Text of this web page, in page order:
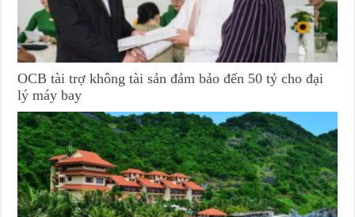
OCB tài trợ không tài sản đảm bảo đến 50 tỷ cho đại
lý máy bay